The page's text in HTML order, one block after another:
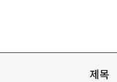
제목